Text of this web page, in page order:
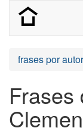
frases por autor
Frases